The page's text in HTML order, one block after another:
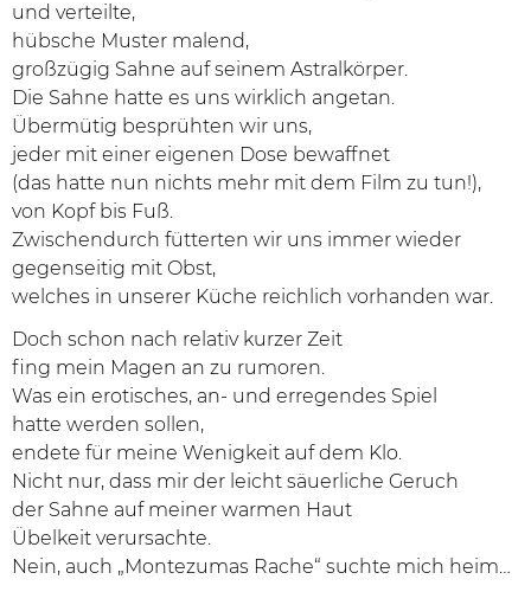
und verteilte,
hübsche Muster malend,
großzügig Sahne auf seinem Astralkörper.
Die Sahne hatte es uns wirklich angetan.
Übermütig besprühten wir uns,
jeder mit einer eigenen Dose bewaffnet
(das hatte nun nichts mehr mit dem Film zu tun!),
von Kopf bis Fuß.
Zwischendurch fütterten wir uns immer wieder
gegenseitig mit Obst,
welches in unserer Küche reichlich vorhanden war.
Doch schon nach relativ kurzer Zeit
fing mein Magen an zu rumoren.
Was ein erotisches, an- und erregendes Spiel
hatte werden sollen,
endete für meine Wenigkeit auf dem Klo.
Nicht nur, dass mir der leicht säuerliche Geruch
der Sahne auf meiner warmen Haut
Übelkeit verursachte.
Nein, auch „Montezumas Rache“ suchte mich heim…